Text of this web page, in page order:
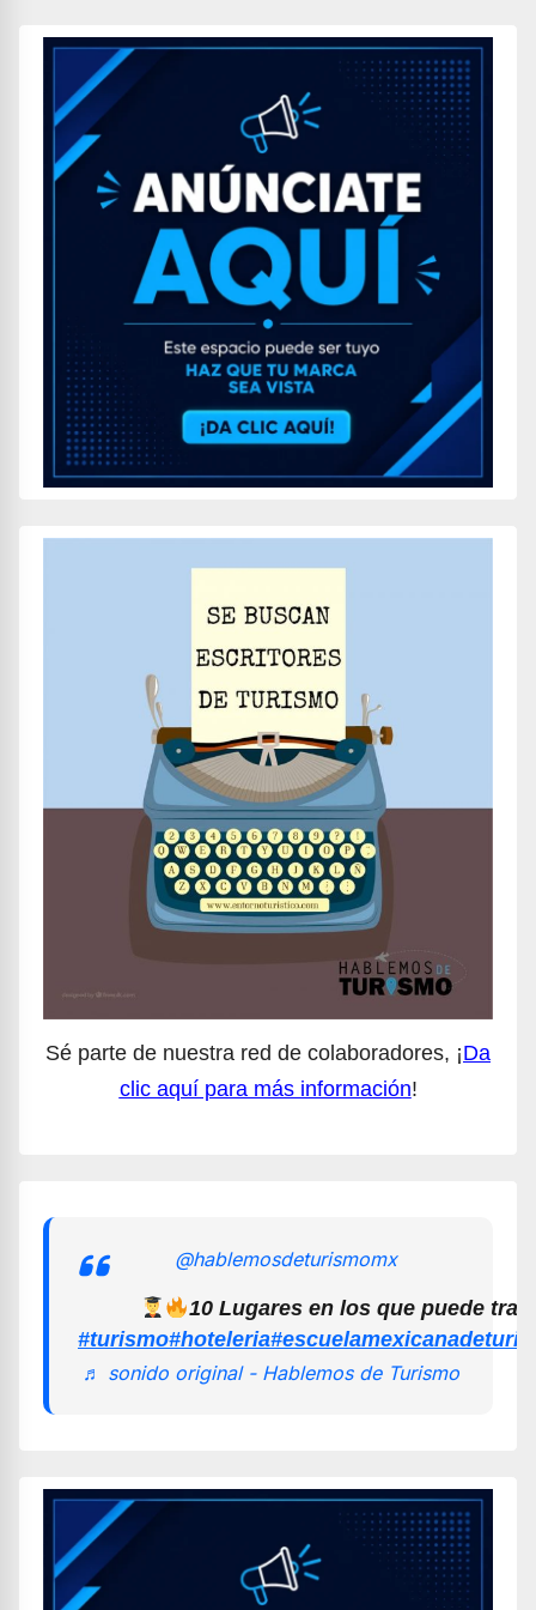
Sé parte de nuestra red de colaboradores, ¡Da
clic aquí para más información!
@hablemosdeturismomx
10 Lugares en los que puede
#turismo#hoteleria
♬ sonido original - Hablemos de Turismo